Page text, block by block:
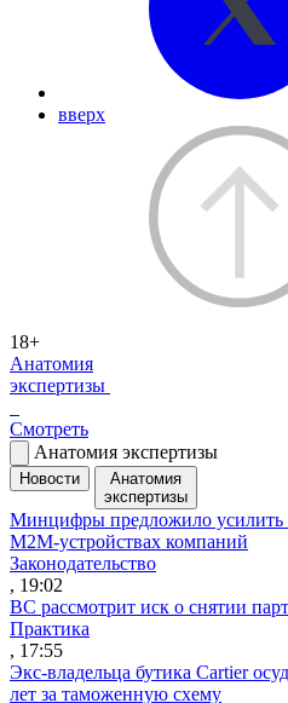
вверх
18+
Анатомия
экспертизы
Смотреть
Анатомия экспертизы
Новости
Анатомия
экспертизы
Минцифры предложило усилить
M2M-устройствах компаний
Законодательство
, 19:02
ВС рассмотрит иск о снятии
Практика
, 17:55
Экс-владельца бутика Cartier
лет за таможенную схему